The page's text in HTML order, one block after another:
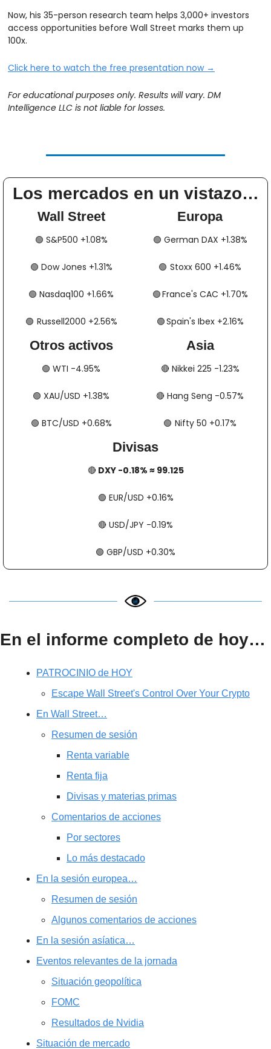
Now, his 35-person research team helps 3,000+ investors
access opportunities before Wall Street marks them up
100x.
Click here to watch the free presentation now →
For educational purposes only. Results will vary. DM
Intelligence LLC is not liable for losses.
Los mercados en un vistazo…
Wall Street
🟢 ​​​​ S&P500 +1.08%
🟢 ​​​​ Dow Jones +1.31%
🟢 ​​​​ Nasdaq100 +1.66%
🟢 ​​​  Russell2000 +2.56%
Otros activos
🟢 ​​​​ WTI -4.95%
🟢 ​​​​ XAU/USD +1.38%
🟢 ​​​​ BTC/USD +0.68%
Europa
🟢 ​​​​​​ German DAX +1.38%
🟢 ​​​​​​​​  Stoxx 600 +1.46%
🟢​​​​  France's CAC +1.70%
🟢​​​​​​​​  Spain's Ibex +2.16%
Asia
🔴​​​​ Nikkei 225 -1.23%
🔴 ​​​​ Hang Seng -0.57%
🟢 ​​​  Nifty 50 +0.17%
Divisas
🔴 DXY -0.18% ≈ 99.125
🟢 ​​​​ EUR/USD +0.16%
🔴 ​​​​ USD/JPY -0.19%
🟢 ​​​​ GBP/USD +0.30%
En el informe completo de hoy…
PATROCINIO de HOY
Escape Wall Street's Control Over Your Crypto
En Wall Street…
Resumen de sesión
Renta variable
Renta fija
Divisas y materias primas
Comentarios de acciones
Por sectores
Lo más destacado
En la sesión europea…
Resumen de sesión
Algunos comentarios de acciones
En la sesión asíatica…
Eventos relevantes de la jornada
Situación geopolítica
FOMC
Resultados de Nvidia
Situación de mercado